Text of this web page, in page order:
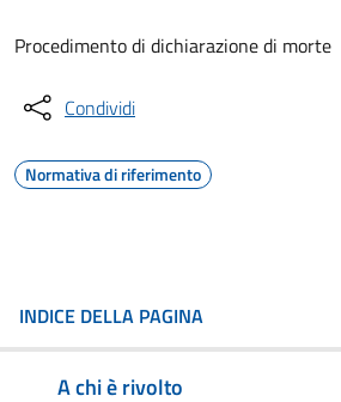
Procedimento di dichiarazione di morte
Condividi
Normativa di riferimento
INDICE DELLA PAGINA
A chi è rivolto